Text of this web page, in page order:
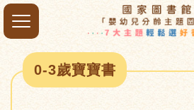
0-3歲寶寶書